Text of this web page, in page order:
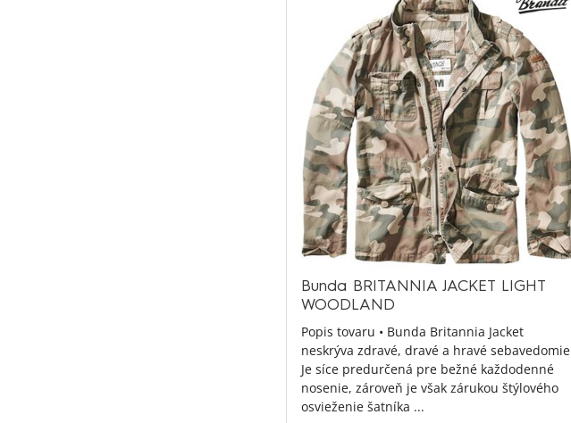
Bunda BRITANNIA JACKET LIGHT
WOODLAND
Popis tovaru • Bunda Britannia Jacket
neskrýva zdravé, dravé a hravé sebavedomie
Je síce predurčená pre bežné každodenné
nosenie, zároveň je však zárukou štýlového
osvieženie šatníka ...